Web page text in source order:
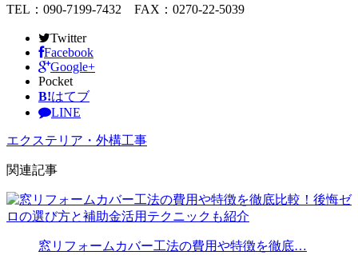
TEL：090-7199-7432 FAX：0270-22-5039
Twitter
Facebook
Google+
Pocket
B!はてブ
LINE
エクステリア・外構工事
関連記事
窓リフォームカバー工法の費用や特徴を徹底…